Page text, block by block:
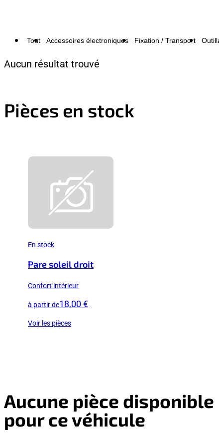
Tout Accessoires électroniques Fixation / Transport
Aucun résultat trouvé
Pièces en stock
En stock
Pare soleil droit
Confort intérieur
à partir de18,00 €
Voir les pièces
Aucune pièce disponible
pour ce véhicule